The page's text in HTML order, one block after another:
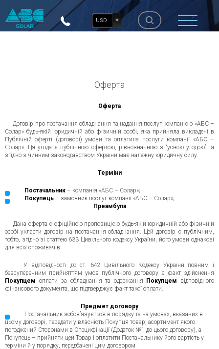
USD
Оферта
Оферта
Договір про постачання обладнання та надання послуг компанією «АБС –
Солар» будь-якій юридичній або фізичній особі, яка прийняла викладені в
Публічній оферті (договорі) умови та оплатила послуги компанії «АБС –
Солар». Ця угода є публічною офертою, рівнозначною з “усною угодою” та
згідно з чинним законодавством України має належну юридичну силу.
Терміни
Постачальник – компанія «АБС – Солар»;
Покупець – замовник послуг компанії «АБС – Солар»;
Преамбула
Дана оферта є офіційною пропозицією будь-якій юридичній або фізичній
особі укласти договір на постачання обладнання. Цей договір є публічним,
тобто, згідно зі статтею 633 Цивільного кодексу України, його умови однакові
для всіх споживачів.
У відповідності до ст. 642 Цивільного Кодексу України повним і
безсуперечним прийняттям умов публічного договору є факт здійснення
Покупцем оплати за обладнання та одержання Покупцем відповідного
фінансового документа, що підтверджує факт такої оплати.
Предмет договору
Постачальник зобов’язується в порядку та на умовах, вказаних в
цьому договорі, передати у власність Покупця товар, асортимент якого
погоджений Сторонами в Специфікації (Додаток №1 до цього договору), а
Покупець – прийняти цей Товар і оплатити Постачальнику його вартість у
терміни й у порядку, передбачені цим договором.